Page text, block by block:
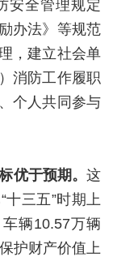
安全管理规定
办法》等规范
，建立社会单
消防工作履职
个人共同参与
优于预期。 这
三五”时期上
辆10.57万辆
护财产价值上